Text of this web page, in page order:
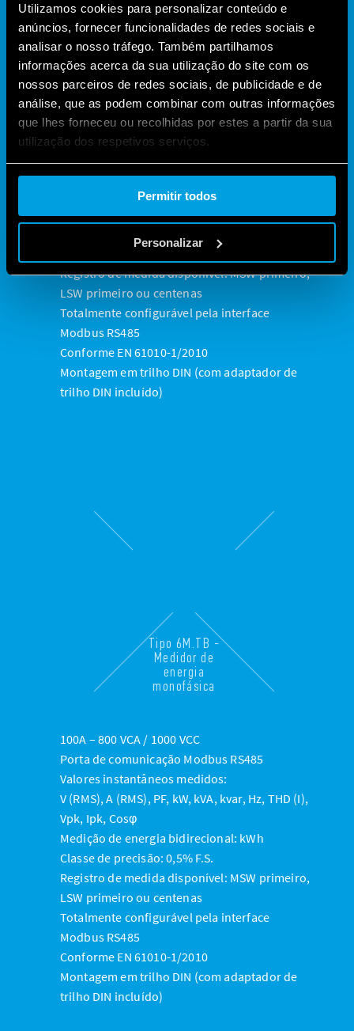
Utilizamos cookies para personalizar conteúdo e
anúncios, fornecer funcionalidades de redes sociais e
analisar o nosso tráfego. Também partilhamos
informações acerca da sua utilização do site com os
nossos parceiros de redes sociais, de publicidade e de
análise, que as podem combinar com outras informações
que lhes forneceu ou recolhidas por estes a partir da sua
utilização dos respetivos serviços.
Cookie policy.
Permitir todos
Personalizar
Tipo 6M.TF -
Medidor de
energia
monofásico
300A – 800 VCA / 400A – 1000 VCC
Valores instantâneos medidos:
V (RMS), A (RMS), PF, kW, kVA, kvar, Hz, THD (I),
Vpk, Ipk, Cosφ
Registro de medida disponível: MSW primeiro,
LSW primeiro ou centenas
Totalmente configurável pela interface
Modbus RS485
Conforme EN 61010-1/2010
Montagem em trilho DIN (com adaptador de
trilho DIN incluído)
Tipo 6M.TB -
Medidor de
energia
monofásica
100A – 800 VCA / 1000 VCC
Porta de comunicação Modbus RS485
Valores instantâneos medidos:
V (RMS), A (RMS), PF, kW, kVA, kvar, Hz, THD (I),
Vpk, Ipk, Cosφ
Medição de energia bidirecional: kWh
Classe de precisão: 0,5% F.S.
Registro de medida disponível: MSW primeiro,
LSW primeiro ou centenas
Totalmente configurável pela interface
Modbus RS485
Conforme EN 61010-1/2010
Montagem em trilho DIN (com adaptador de
trilho DIN incluído)